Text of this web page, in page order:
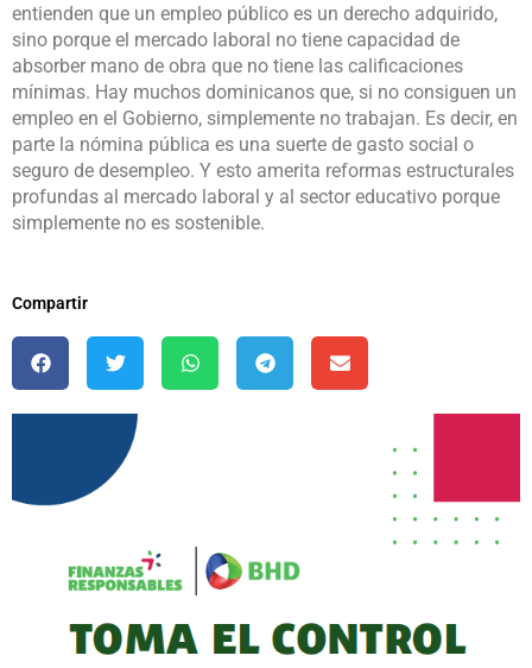
entienden que un empleo público es un derecho adquirido,
sino porque el mercado laboral no tiene capacidad de
absorber mano de obra que no tiene las calificaciones
mínimas. Hay muchos dominicanos que, si no consiguen un
empleo en el Gobierno, simplemente no trabajan. Es decir, en
parte la nómina pública es una suerte de gasto social o
seguro de desempleo. Y esto amerita reformas estructurales
profundas al mercado laboral y al sector educativo porque
simplemente no es sostenible.
Compartir